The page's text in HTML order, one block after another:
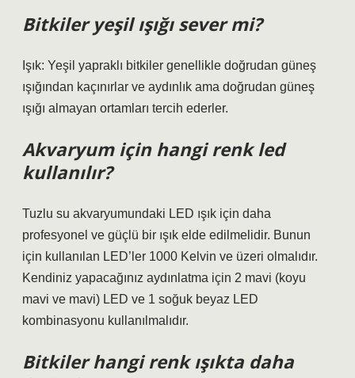
Bitkiler yeşil ışığı sever mi?
Işık: Yeşil yapraklı bitkiler genellikle doğrudan güneş
ışığından kaçınırlar ve aydınlık ama doğrudan güneş
ışığı almayan ortamları tercih ederler.
Akvaryum için hangi renk led
kullanılır?
Tuzlu su akvaryumundaki LED ışık için daha
profesyonel ve güçlü bir ışık elde edilmelidir. Bunun
için kullanılan LED’ler 1000 Kelvin ve üzeri olmalıdır.
Kendiniz yapacağınız aydınlatma için 2 mavi (koyu
mavi ve mavi) LED ve 1 soğuk beyaz LED
kombinasyonu kullanılmalıdır.
Bitkiler hangi renk ışıkta daha